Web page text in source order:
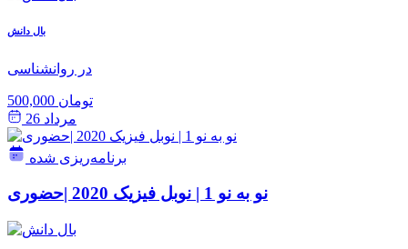
بال دانش
در روانشناسی
500,000 تومان
مرداد 26
برنامه‌ریزی شده
نو به نو 1 | نوبل فیزیک 2020 |حضوری